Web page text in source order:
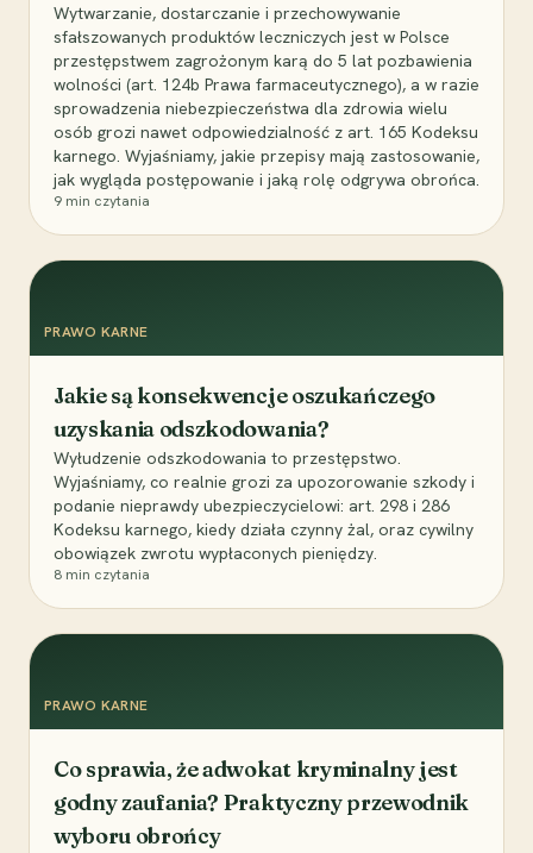
Wytwarzanie, dostarczanie i przechowywanie
sfałszowanych produktów leczniczych jest w Polsce
przestępstwem zagrożonym karą do 5 lat pozbawienia
wolności (art. 124b Prawa farmaceutycznego), a w razie
sprowadzenia niebezpieczeństwa dla zdrowia wielu
osób grozi nawet odpowiedzialność z art. 165 Kodeksu
karnego. Wyjaśniamy, jakie przepisy mają zastosowanie,
jak wygląda postępowanie i jaką rolę odgrywa obrońca.
9 min czytania
PRAWO KARNE
Jakie są konsekwencje oszukańczego
uzyskania odszkodowania?
Wyłudzenie odszkodowania to przestępstwo.
Wyjaśniamy, co realnie grozi za upozorowanie szkody i
podanie nieprawdy ubezpieczycielowi: art. 298 i 286
Kodeksu karnego, kiedy działa czynny żal, oraz cywilny
obowiązek zwrotu wypłaconych pieniędzy.
8 min czytania
PRAWO KARNE
Co sprawia, że adwokat kryminalny jest
godny zaufania? Praktyczny przewodnik
wyboru obrońcy